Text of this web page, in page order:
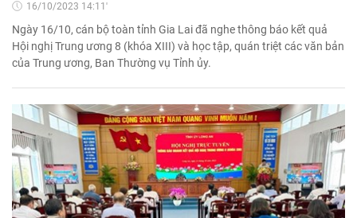
16/10/2023 14:11'
Ngày 16/10, cán bộ toàn tỉnh Gia Lai đã nghe thông báo kết quả
Hội nghị Trung ương 8 (khóa XIII) và học tập, quán triệt các văn bản
của Trung ương, Ban Thường vụ Tỉnh ủy.